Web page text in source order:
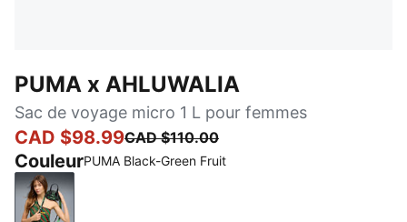
PUMA x AHLUWALIA
Sac de voyage micro 1 L pour femmes
CAD $98.99CAD $110.00
CouleurPUMA Black-Green Fruit
PUMA Black-Green Fruit